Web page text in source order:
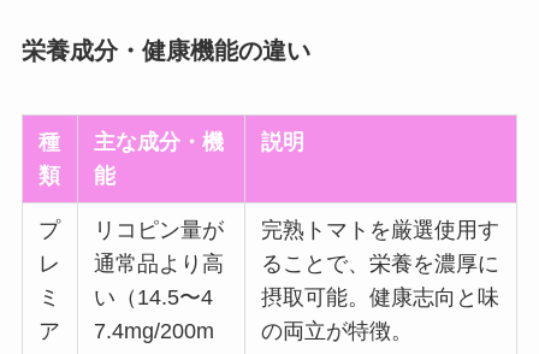
栄養成分・健康機能の違い
種
類
主な成分・機
能
説明
プ
レ
ミ
ア
リコピン量が
通常品より高
い（14.5〜4
7.4mg/200m
完熟トマトを厳選使用す
ることで、栄養を濃厚に
摂取可能。健康志向と味
の両立が特徴。